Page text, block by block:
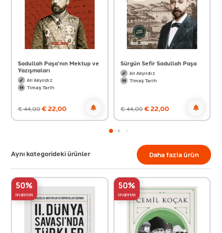
Sadullah Paşa'nın Mektup ve
Yazışmaları
Ali Akyıldız
Timaş Tarih
€44,00€22,00
Sürgün Sefir Sadullah Paşa
Ali Akyıldız
Timaş Tarih
€44,00€22,00
Aynı kategorideki ürünler Daha fazla ürün
50%
indirim
50%
indirim